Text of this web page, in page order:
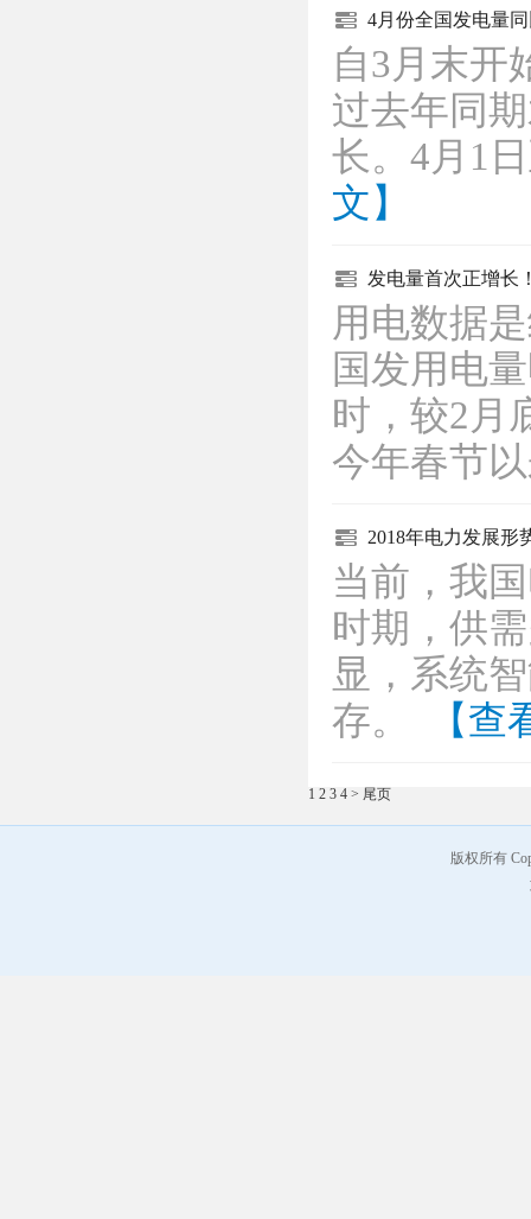
4月份全国发电量
自3月末开
过去年同
长。4月1
文】
发电量首次正增长
用电数据
国发用电
时，较2月
今年春节
2018年电力发展形
当前，我
时期，供
显，系统
存。
【查
1 2 3 4 > 尾页
版权所有